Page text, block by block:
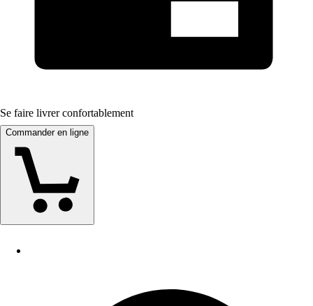
Se faire livrer confortablement
Commander en ligne